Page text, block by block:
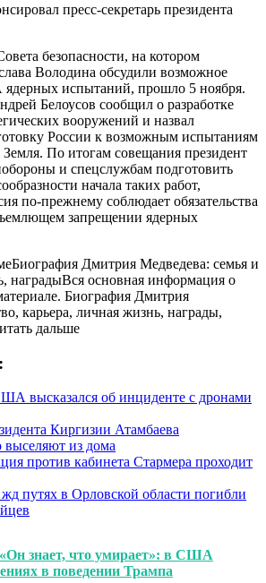
пресс-секретарь президента
безопасности, на котором
Володина обсудили возможное
испытаний, прошло 5 ноября.
Белоусов сообщил о разработке
вооружений и назвал
России к возможным испытаниям
По итогам совещания президент
и спецслужбам подготовить
начала таких работ,
по-прежнему соблюдает обязательства
запрещении ядерных
Дмитрия Медведева: семья и
наградыВся основная информация о
Биография Дмитрия
карьера, личная жизнь, награды,
дальше
высказался об инциденте с дронами
Киргизии Атамбаева
выселяют из дома
против кабинета Стармера проходит
путях в Орловской области погибли
«Он знает, что умирает»: в США
в поведении Трампа